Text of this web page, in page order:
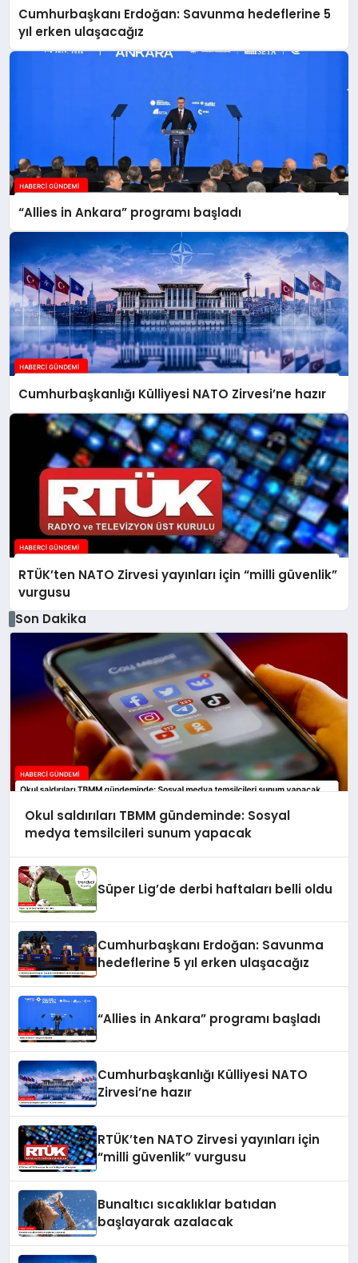
Cumhurbaşkanı Erdoğan: Savunma hedeflerine 5
yıl erken ulaşacağız
“Allies in Ankara” programı başladı
Cumhurbaşkanlığı Külliyesi NATO Zirvesi’ne hazır
RTÜK’ten NATO Zirvesi yayınları için “milli güvenlik”
vurgusu
Son Dakika
Okul saldırıları TBMM gündeminde: Sosyal
medya temsilcileri sunum yapacak
Süper Lig’de derbi haftaları belli oldu
Cumhurbaşkanı Erdoğan: Savunma
hedeflerine 5 yıl erken ulaşacağız
“Allies in Ankara” programı başladı
Cumhurbaşkanlığı Külliyesi NATO
Zirvesi’ne hazır
RTÜK’ten NATO Zirvesi yayınları için
“milli güvenlik” vurgusu
Bunaltıcı sıcaklıklar batıdan
başlayarak azalacak